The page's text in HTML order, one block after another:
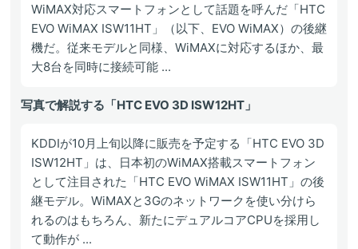
WiMAX対応スマートフォンとして話題を呼んだ「HTC
EVO WiMAX ISW11HT」（以下、EVO WiMAX）の後継
機だ。従来モデルと同様、WiMAXに対応するほか、最
大8台を同時に接続可能 ...
写真で解説する「HTC EVO 3D ISW12HT」
KDDIが10月上旬以降に販売を予定する「HTC EVO 3D
ISW12HT」は、日本初のWiMAX搭載スマートフォン
として注目された「HTC EVO WiMAX ISW11HT」の後
継モデル。WiMAXと3Gのネットワークを使い分けら
れるのはもちろん、新たにデュアルコアCPUを採用し
て動作が ...